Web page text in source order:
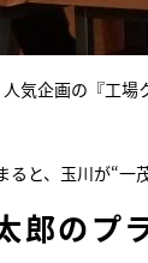
気企画の『工
ると、玉川が“一
のプ